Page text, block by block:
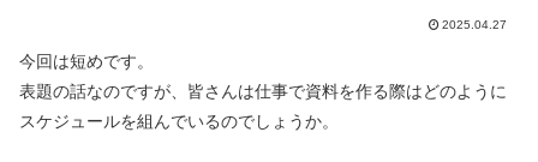
2025.04.27
今回は短めです。
表題の話なのですが、皆さんは仕事で資料を作る際はどのように
スケジュールを組んでいるのでしょうか。